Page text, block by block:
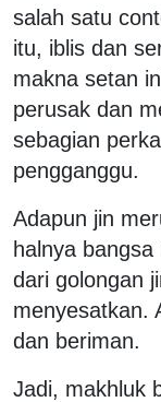
salah satu
itu, iblis dan
makna setan
perusak dan
sebagian
pengganggu.
Adapun jin
halnya
dari golongan
menyesatkan.
dan beriman.
Jadi, makhluk